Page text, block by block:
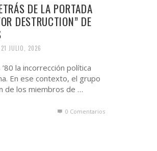
DE LA PORTADA
DESTRUCTION” DE
21 JULIO, 2026
la incorrección política
En ese contexto, el grupo
de los miembros de …
0 Comentarios